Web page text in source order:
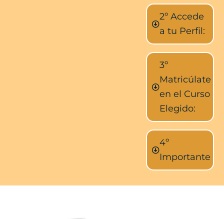
2º Accede
a tu Perfil:
3º
Matricúlate
en el Curso
Elegido:
4º
Importante